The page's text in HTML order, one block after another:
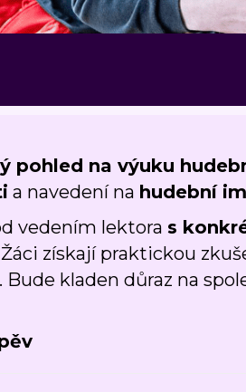
pohled na výuku
a navedení na hudební
vedením lektora s
Žáci získají praktickou
. Bude kladen důraz na